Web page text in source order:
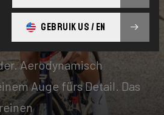
Bikes sind unsere
Aerodynamisch
Auge fürs Detail. Das
GEBRUIK US / EN